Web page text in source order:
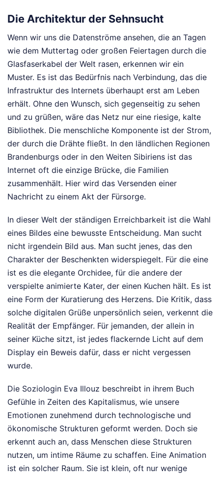
Die Architektur der Sehnsucht
Wenn wir uns die Datenströme ansehen, die an Tagen
wie dem Muttertag oder großen Feiertagen durch die
Glasfaserkabel der Welt rasen, erkennen wir ein
Muster. Es ist das Bedürfnis nach Verbindung, das die
Infrastruktur des Internets überhaupt erst am Leben
erhält. Ohne den Wunsch, sich gegenseitig zu sehen
und zu grüßen, wäre das Netz nur eine riesige, kalte
Bibliothek. Die menschliche Komponente ist der Strom,
der durch die Drähte fließt. In den ländlichen Regionen
Brandenburgs oder in den Weiten Sibiriens ist das
Internet oft die einzige Brücke, die Familien
zusammenhält. Hier wird das Versenden einer
Nachricht zu einem Akt der Fürsorge.
In dieser Welt der ständigen Erreichbarkeit ist die Wahl
eines Bildes eine bewusste Entscheidung. Man sucht
nicht irgendein Bild aus. Man sucht jenes, das den
Charakter der Beschenkten widerspiegelt. Für die eine
ist es die elegante Orchidee, für die andere der
verspielte animierte Kater, der einen Kuchen hält. Es ist
eine Form der Kuratierung des Herzens. Die Kritik, dass
solche digitalen Grüße unpersönlich seien, verkennt die
Realität der Empfänger. Für jemanden, der allein in
seiner Küche sitzt, ist jedes flackernde Licht auf dem
Display ein Beweis dafür, dass er nicht vergessen
wurde.
Die Soziologin Eva Illouz beschreibt in ihrem Buch
Gefühle in Zeiten des Kapitalismus, wie unsere
Emotionen zunehmend durch technologische und
ökonomische Strukturen geformt werden. Doch sie
erkennt auch an, dass Menschen diese Strukturen
nutzen, um intime Räume zu schaffen. Eine Animation
ist ein solcher Raum. Sie ist klein, oft nur wenige